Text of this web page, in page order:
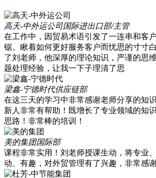
高天-中外运公司国际进出口部/主管
在工作中，因贸易术语引发了一连串和客
锯。瞅着如何更好服务客户而忧思的寸寸
了刘老师，他深厚的理论知识，严谨的思
题处理经验，让我一下子理清了思
梁鑫-宁德时代供应链部
在这三天的学习中非常感谢老师分享的知
新人非常有帮助！既增长了专业领域的知
思路！非常棒的培训！
美的集团国际部
课程非常实用！刘老师授课生动，将专业
动、有趣，对外贸管理有了兴趣，非常感